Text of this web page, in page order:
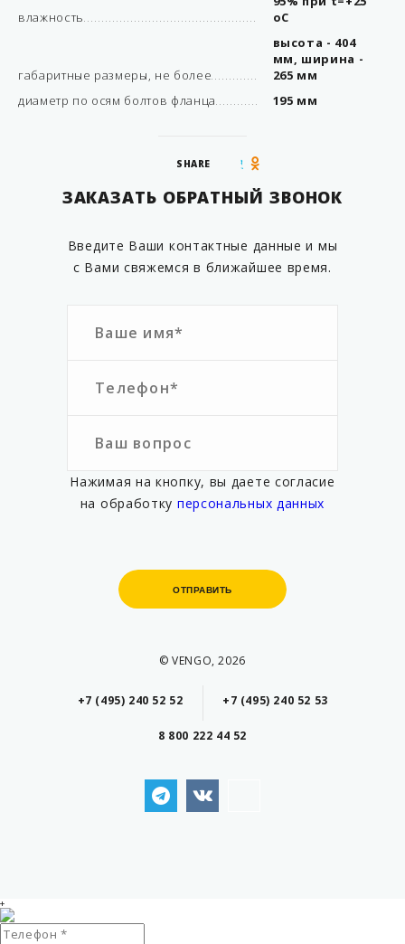
влажность
оС
габаритные размеры, не более
высота - 404
мм, ширина -
265 мм
диаметр по осям болтов фланца
195 мм
SHARE
ЗАКАЗАТЬ ОБРАТНЫЙ ЗВОНОК
Введите Ваши контактные данные и мы
с Вами свяжемся в ближайшее время.
Нажимая на кнопку, вы даете согласие
на обработку персональных данных
ОТПРАВИТЬ
ОТПРАВИТЬ
© VENGO, 2026
+7 (495) 240 52 52 +7 (495) 240 52 53
8 800 222 44 52
+